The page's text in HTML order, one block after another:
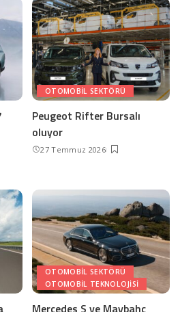
OTOMOBIL SEKTÖRÜ
Peugeot Rifter Bursalı
oluyor
27 Temmuz 2026
OTOMOBIL SEKTÖRÜ
OTOMOBIL TEKNOLOJISI
Mercedes S ve Maybahc